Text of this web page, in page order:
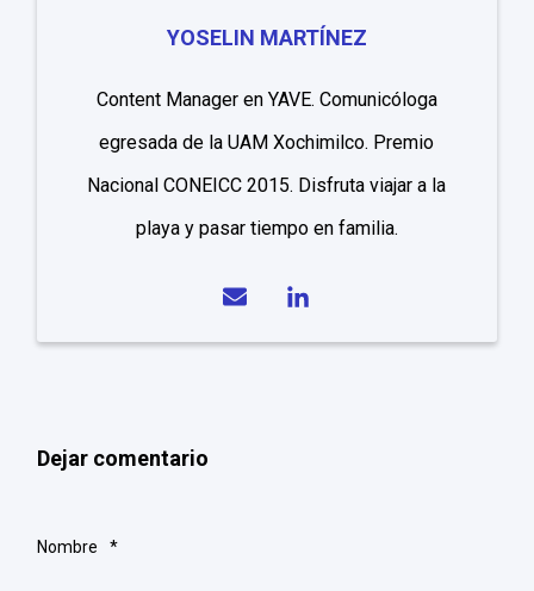
YOSELIN MARTÍNEZ
Content Manager en YAVE. Comunicóloga
egresada de la UAM Xochimilco. Premio
Nacional CONEICC 2015. Disfruta viajar a la
playa y pasar tiempo en familia.
Dejar comentario
Nombre *